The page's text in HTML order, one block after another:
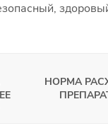
НОРМА